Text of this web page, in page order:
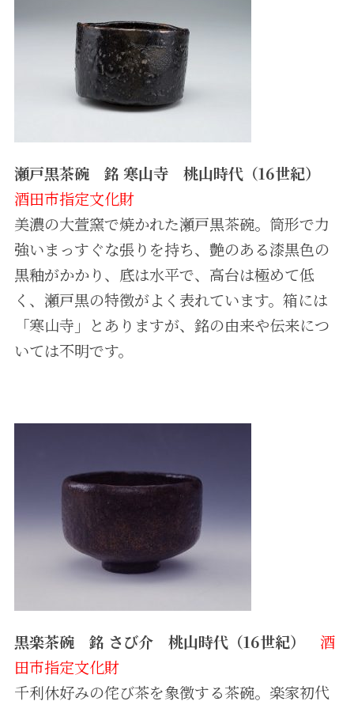
瀬戸黒茶碗 銘 寒山寺 桃山時代（16世紀）
酒田市指定文化財
美濃の大萱窯で焼かれた瀬戸黒茶碗。筒形で力
強いまっすぐな張りを持ち、艶のある漆黒色の
黒釉がかかり、底は水平で、高台は極めて低
く、瀬戸黒の特徴がよく表れています。箱には
「寒山寺」とありますが、銘の由来や伝来につ
いては不明です。
黒楽茶碗 銘 さび介 桃山時代（16世紀） 酒
田市指定文化財
千利休好みの侘び茶を象徴する茶碗。楽家初代